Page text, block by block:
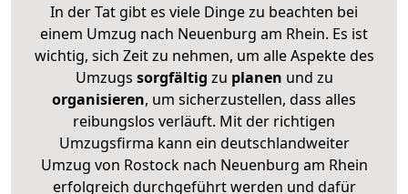
In der Tat gibt es viele Dinge zu beachten bei
einem Umzug nach Neuenburg am Rhein. Es ist
wichtig, sich Zeit zu nehmen, um alle Aspekte des
Umzugs sorgfältig zu planen und zu
organisieren, um sicherzustellen, dass alles
reibungslos verläuft. Mit der richtigen
Umzugsfirma kann ein deutschlandweiter
Umzug von Rostock nach Neuenburg am Rhein
erfolgreich durchgeführt werden und dafür